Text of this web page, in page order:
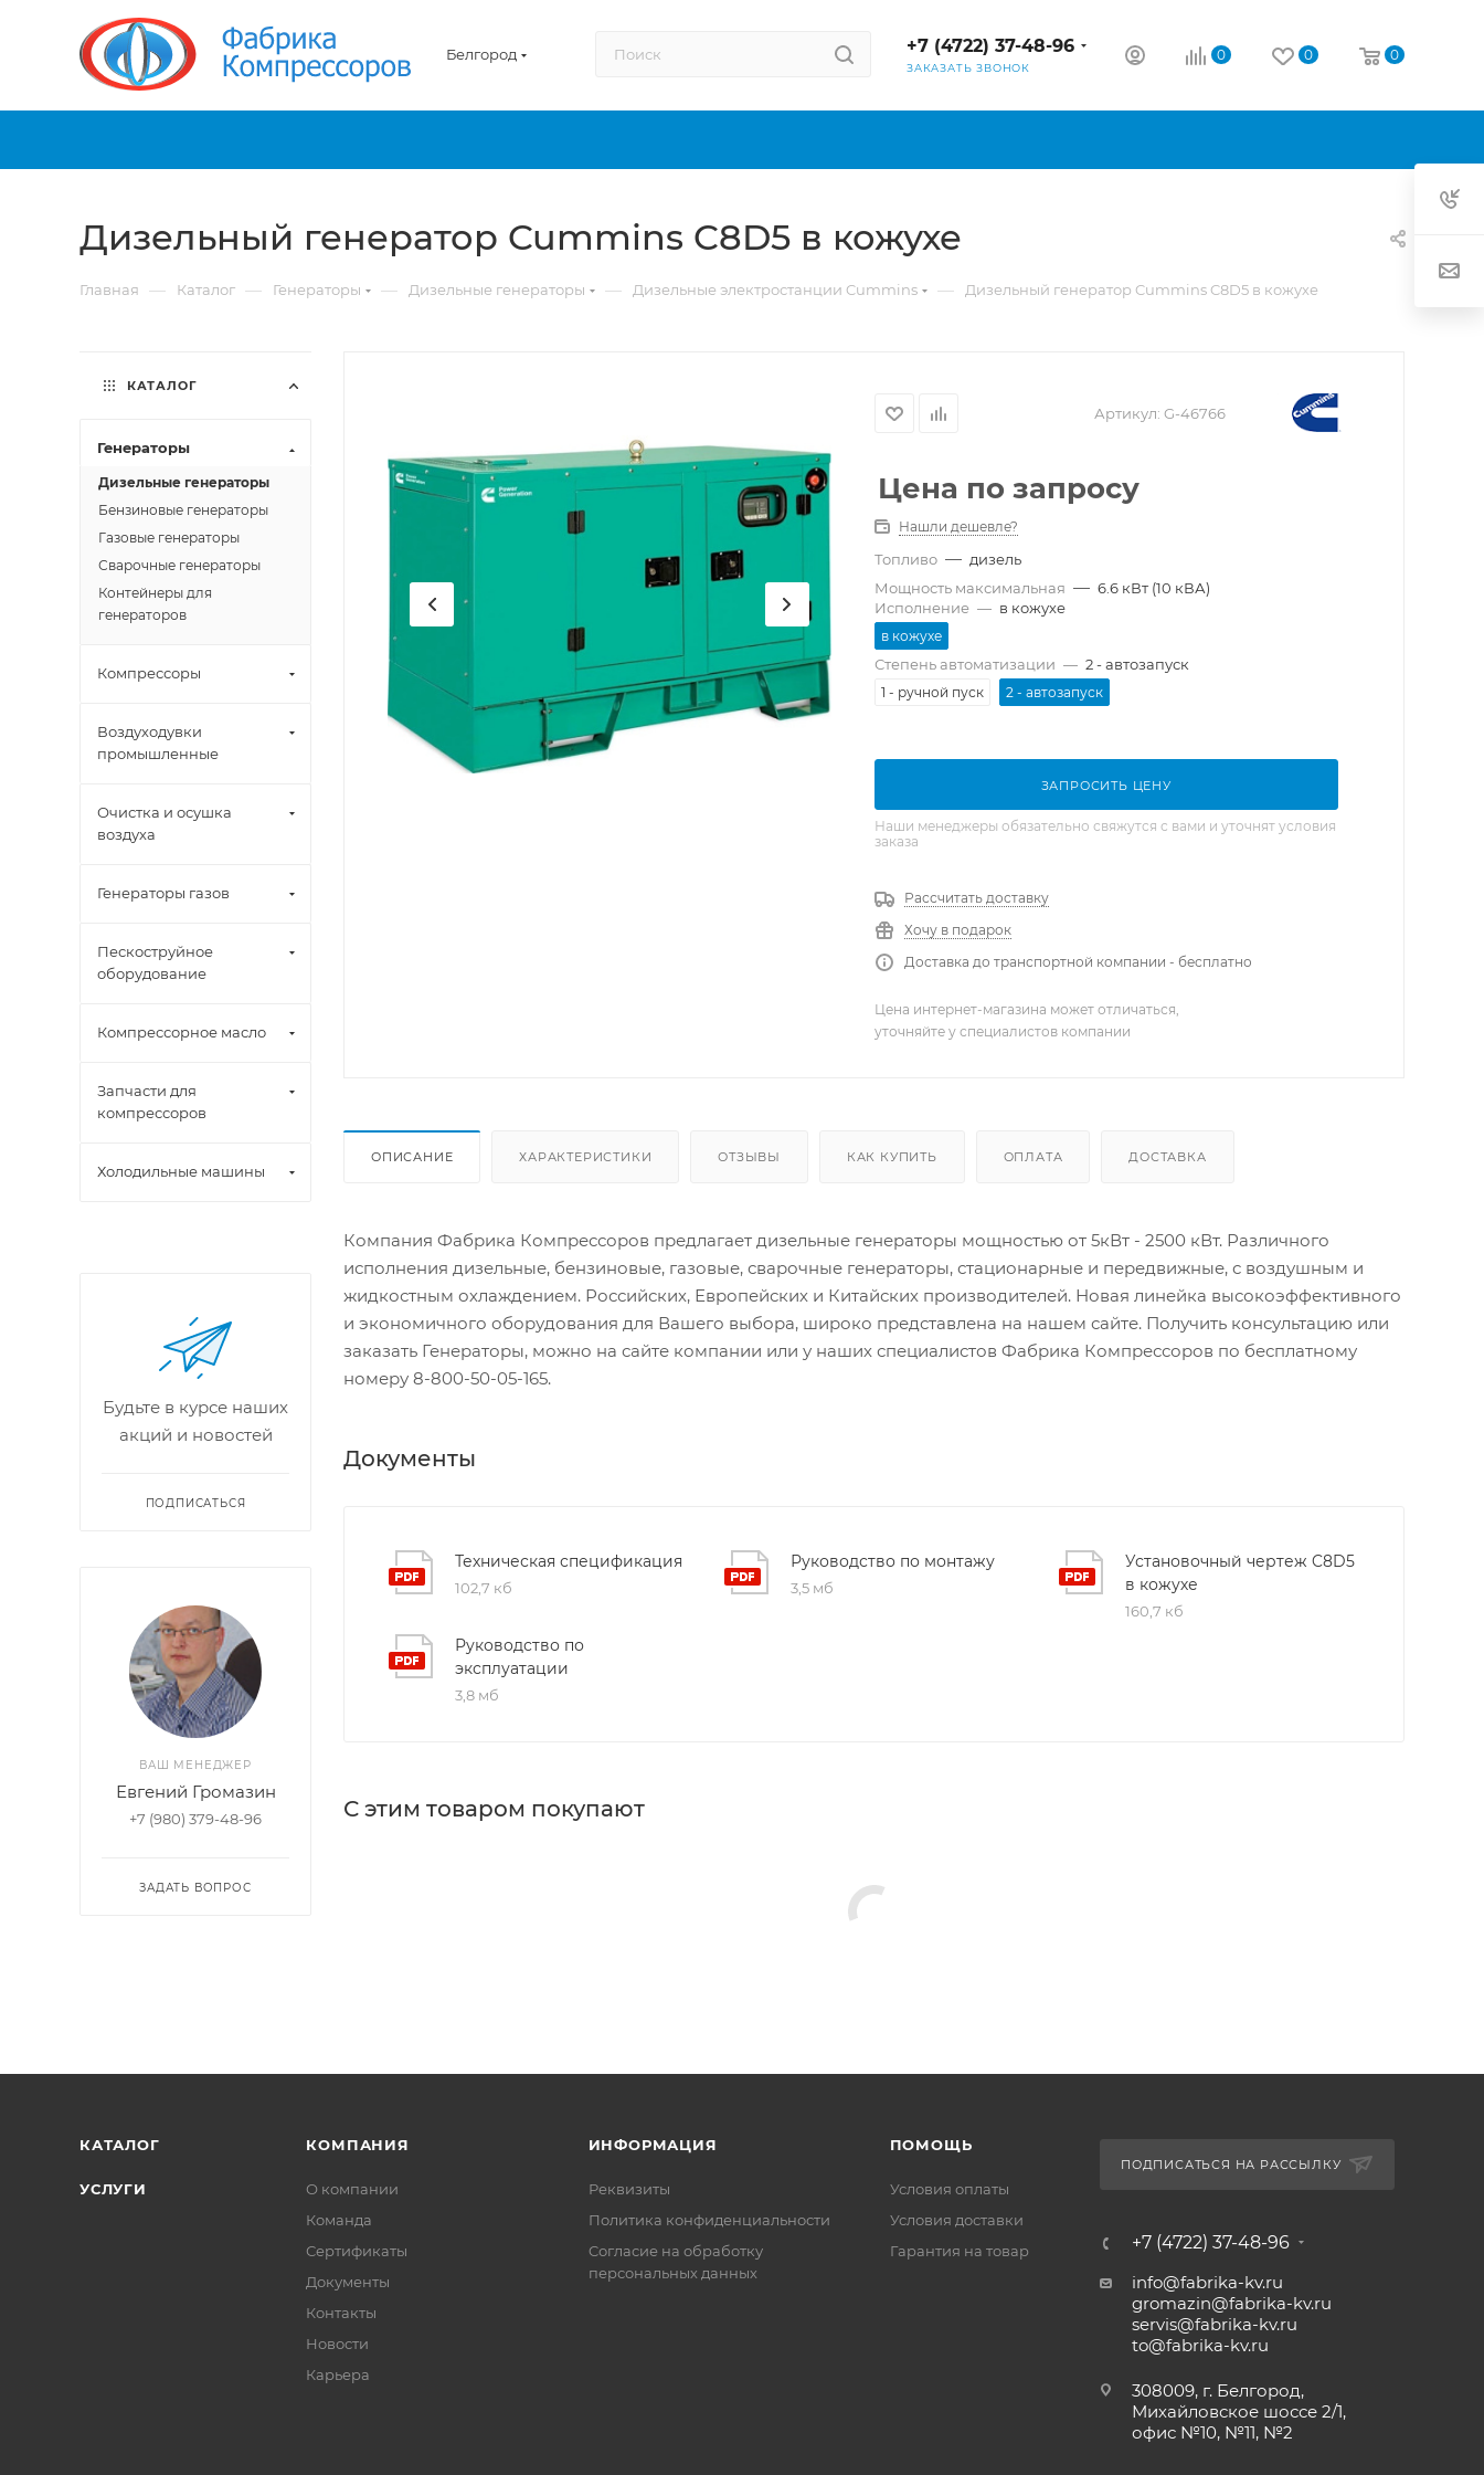
Белгород +7 (4722) 37-48-96
ЗАКАЗАТЬ ЗВОНОК
0 0 0
Дизельный генератор Cummins C8D5 в кожухе
Главная — Каталог — Генераторы — Дизельные генераторы — Дизельные электростанции Cummins — Дизельный генератор Cummins C8D5 в кожухе
Артикул: G-46766
Цена по запросу
Нашли дешевле?
Топливо — дизель
Мощность максимальная — 6.6 кВт (10 кВА)
Исполнение — в кожухе
в кожухе
Степень автоматизации — 2 - автозапуск
1 - ручной пуск 2 - автозапуск
ЗАПРОСИТЬ ЦЕНУ
Наши менеджеры обязательно свяжутся с вами и уточнят условия
заказа
Рассчитать доставку
Хочу в подарок
Доставка до транспортной компании - бесплатно
Цена интернет-магазина может отличаться,
уточняйте у специалистов компании
ОПИСАНИЕ ХАРАКТЕРИСТИКИ ОТЗЫВЫ КАК КУПИТЬ ОПЛАТА ДОСТАВКА
Компания Фабрика Компрессоров предлагает дизельные генераторы мощностью от 5кВт - 2500 кВт. Различного
исполнения дизельные, бензиновые, газовые, сварочные генераторы, стационарные и передвижные, с воздушным и
жидкостным охлаждением. Российских, Европейских и Китайских производителей. Новая линейка высокоэффективного
и экономичного оборудования для Вашего выбора, широко представлена на нашем сайте. Получить консультацию или
заказать Генераторы, можно на сайте компании или у наших специалистов Фабрика Компрессоров по бесплатному
номеру 8-800-50-05-165.
Документы
Техническая спецификация
102,7 кб
Руководство по монтажу
3,5 мб
Установочный чертеж C8D5
в кожухе
160,7 кб
Руководство по
эксплуатации
3,8 мб
С этим товаром покупают
КАТАЛОГ
Генераторы
Дизельные генераторы
Бензиновые генераторы
Газовые генераторы
Сварочные генераторы
Контейнеры для
генераторов
Компрессоры
Воздуходувки
промышленные
Очистка и осушка
воздуха
Генераторы газов
Пескоструйное
оборудование
Компрессорное масло
Запчасти для
компрессоров
Холодильные машины
Будьте в курсе наших
акций и новостей
ПОДПИСАТЬСЯ
ВАШ МЕНЕДЖЕР
Евгений Громазин
+7 (980) 379-48-96
ЗАДАТЬ ВОПРОС
КАТАЛОГ
УСЛУГИ
КОМПАНИЯ
О компании
Команда
Сертификаты
Документы
Контакты
Новости
Карьера
ИНФОРМАЦИЯ
Реквизиты
Политика конфиденциальности
Cогласие на обработку
персональных данных
ПОМОЩЬ
Условия оплаты
Условия доставки
Гарантия на товар
ПОДПИСАТЬСЯ НА РАССЫЛКУ
+7 (4722) 37-48-96
info@fabrika-kv.ru
gromazin@fabrika-kv.ru
servis@fabrika-kv.ru
to@fabrika-kv.ru
308009, г. Белгород,
Михайловское шоссе 2/1,
офис №10, №11, №2